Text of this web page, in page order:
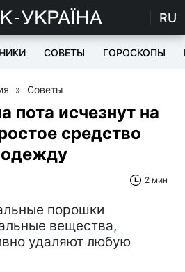
RU
СОВЕТЫ ГОРОСКОПЫ
» Советы
пота исчезнут на
средство
одежду
2 мин
порошки
вещества,
удаляют любую